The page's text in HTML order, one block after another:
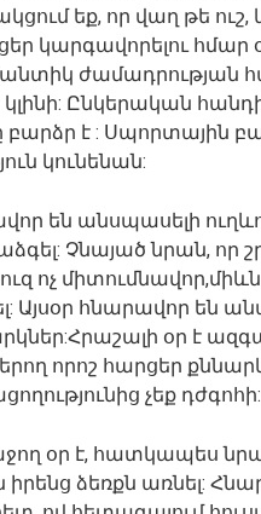
եք, որ վաղ թե ուշ,
կարգավորելու հմար
ժամադրության
Ընկերական
բարձր է : Սպորտային
կունենան:
են անսպասելի
Չնայած նրան, որ
ոչ
Այսօր հնարավոր են
օր է
որոշ հարցեր
չեք դժգոհի:
օր է, հատկապես
ձեռքն առնել: